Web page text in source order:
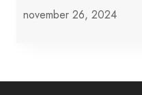
november 26, 2024